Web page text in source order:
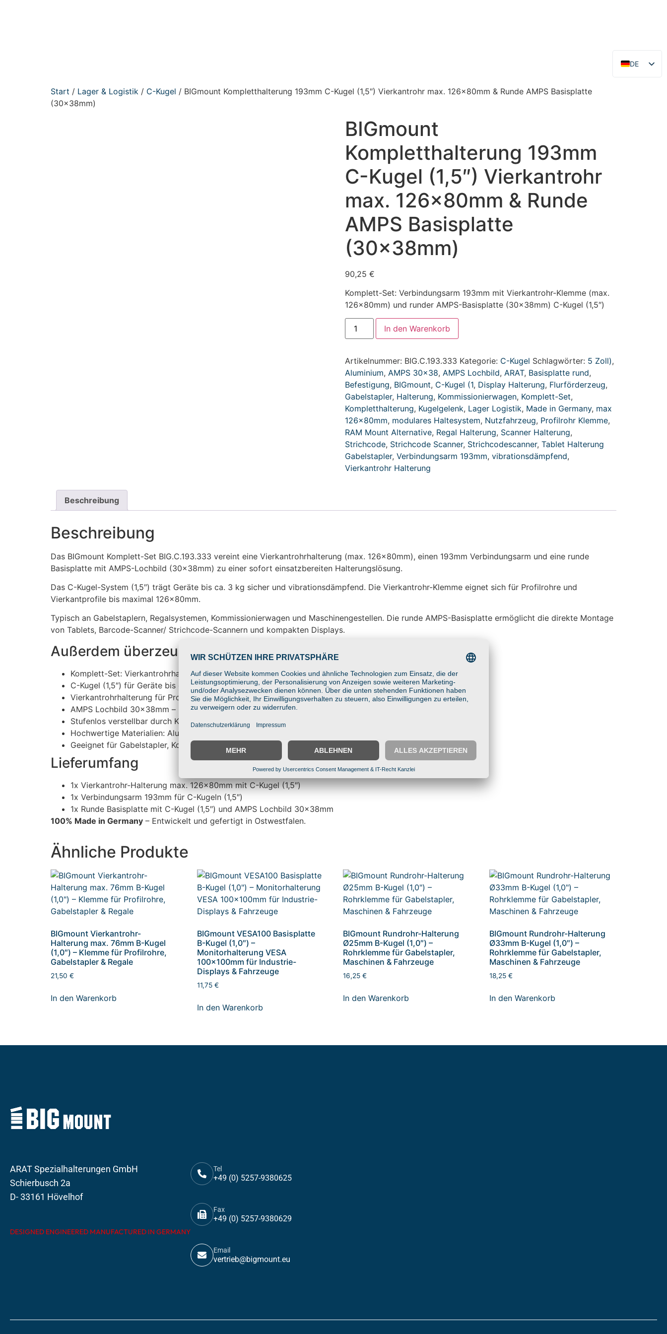
DE
EN
Start / Lager & Logistik / C-Kugel / BIGmount Kompletthalterung 193mm C-Kugel (1,5″) Vierkantrohr max. 126x80mm & Runde AMPS Basisplatte
(30x38mm)
BIGmount
Kompletthalterung 193mm
C-Kugel (1,5″) Vierkantrohr
max. 126x80mm & Runde
AMPS Basisplatte
(30x38mm)
90,25 €
Komplett-Set: Verbindungsarm 193mm mit Vierkantrohr-Klemme (max.
126x80mm) und runder AMPS-Basisplatte (30x38mm) C-Kugel (1,5″)
In den Warenkorb
Artikelnummer: BIG.C.193.333 Kategorie: C-Kugel Schlagwörter: 5 Zoll),
Aluminium, AMPS 30x38, AMPS Lochbild, ARAT, Basisplatte rund,
Befestigung, BIGmount, C-Kugel (1, Display Halterung, Flurförderzeug,
Gabelstapler, Halterung, Kommissionierwagen, Komplett-Set,
Kompletthalterung, Kugelgelenk, Lager Logistik, Made in Germany, max
126x80mm, modulares Haltesystem, Nutzfahrzeug, Profilrohr Klemme,
RAM Mount Alternative, Regal Halterung, Scanner Halterung,
Strichcode, Strichcode Scanner, Strichcodescanner, Tablet Halterung
Gabelstapler, Verbindungsarm 193mm, vibrationsdämpfend,
Vierkantrohr Halterung
Beschreibung
Beschreibung
Das BIGmount Komplett-Set BIG.C.193.333 vereint eine Vierkantrohrhalterung (max. 126x80mm), einen 193mm Verbindungsarm und eine runde
Basisplatte mit AMPS-Lochbild (30x38mm) zu einer sofort einsatzbereiten Halterungslösung.
Das C-Kugel-System (1,5″) trägt Geräte bis ca. 3 kg sicher und vibrationsdämpfend. Die Vierkantrohr-Klemme eignet sich für Profilrohre und
Vierkantprofile bis maximal 126x80mm.
Typisch an Gabelstaplern, Regalsystemen, Kommissionierwagen und Maschinengestellen. Die runde AMPS-Basisplatte ermöglicht die direkte Montage
von Tablets, Barcode-Scanner/ Strichcode-Scannern und kompakten Displays.
Außerdem überzeugt das Produkt:
Komplett-Set: Vierkantrohrhalterung + 193mm Verbinder + Runde AMPS-Basisplatte
C-Kugel (1,5″) für Geräte bis ca. 3 kg
Vierkantrohrhalterung für Profile bis max. 126x80mm
AMPS Lochbild 30x38mm – kompatibel mit Tablets, Scannern & Displays
Stufenlos verstellbar durch Kugelgelenk-Technik
Hochwertige Materialien: Aluminium & glasfaserverstärkter Kunststoff
Geeignet für Gabelstapler, Kommissionierwagen, Regale & Industrie
Lieferumfang
1x Vierkantrohr-Halterung max. 126x80mm mit C-Kugel (1,5″)
1x Verbindungsarm 193mm für C-Kugeln (1,5″)
1x Runde Basisplatte mit C-Kugel (1,5″) und AMPS Lochbild 30x38mm
100% Made in Germany – Entwickelt und gefertigt in Ostwestfalen.
Ähnliche Produkte
BIGmount Vierkantrohr-
Halterung max. 76mm B-Kugel
(1,0″) – Klemme für Profilrohre,
Gabelstapler & Regale
21,50 €
In den Warenkorb
BIGmount VESA100 Basisplatte
B-Kugel (1,0″) –
Monitorhalterung VESA
100x100mm für Industrie-
Displays & Fahrzeuge
11,75 €
In den Warenkorb
BIGmount Rundrohr-Halterung
Ø25mm B-Kugel (1,0″) –
Rohrklemme für Gabelstapler,
Maschinen & Fahrzeuge
16,25€
In den Warenkorb
BIGmount Rundrohr-Halterung
Ø33mm B-Kugel (1,0″) –
Rohrklemme für Gabelstapler,
Maschinen & Fahrzeuge
18,25€
In den Warenkorb
ARAT Spezialhalterungen GmbH
Schierbusch 2a
D- 33161 Hövelhof
DESIGNED ENGINEERED MANUFACTURED IN GERMANY
Tel
+49 (0) 5257-9380625
Fax
+49 (0) 5257-9380629
Email
vertrieb@bigmount.eu